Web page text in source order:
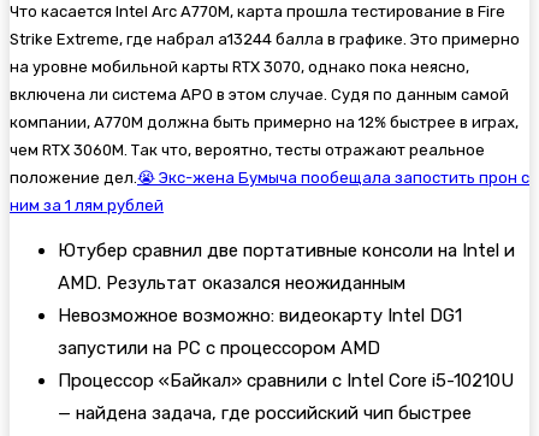
Что касается Intel Arc A770M, карта прошла тестирование в Fire
Strike Extreme, где набрал а13244 балла в графике. Это примерно
на уровне мобильной карты RTX 3070, однако пока неясно,
включена ли система APO в этом случае. Судя по данным самой
компании, A770M должна быть примерно на 12% быстрее в играх,
чем RTX 3060M. Так что, вероятно, тесты отражают реальное
положение дел. 😭 Экс-жена Бумыча пообещала запостить прон с
ним за 1 лям рублей
Ютубер сравнил две портативные консоли на Intel и
AMD. Результат оказался неожиданным
Невозможное возможно: видеокарту Intel DG1
запустили на PC с процессором AMD
Процессор «Байкал» сравнили с Intel Core i5-10210U
— найдена задача, где российский чип быстрее